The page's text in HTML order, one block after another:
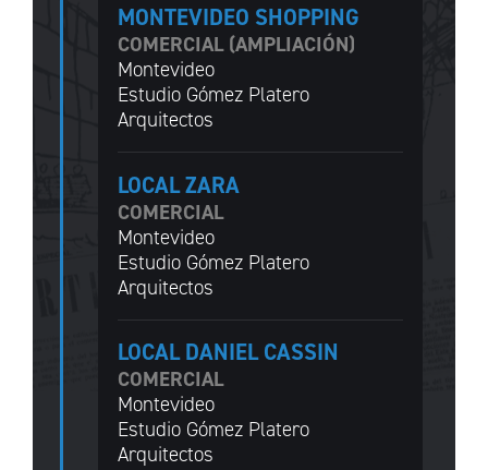
MONTEVIDEO SHOPPING
COMERCIAL (AMPLIACIÓN)
Montevideo
Estudio Gómez Platero
Arquitectos
LOCAL ZARA
COMERCIAL
Montevideo
Estudio Gómez Platero
Arquitectos
LOCAL DANIEL CASSIN
COMERCIAL
Montevideo
Estudio Gómez Platero
Arquitectos